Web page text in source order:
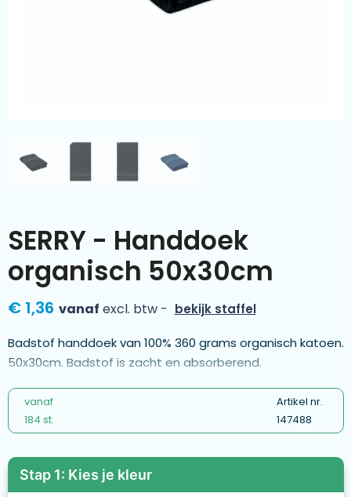
Meer categorieën
SERRY - Handdoek
organisch 50x30cm
€ 1,36 vanaf excl. btw - bekijk staffel
Badstof handdoek van 100% 360 grams organisch katoen.
50x30cm. Badstof is zacht en absorberend.
vanaf
184 st.
Artikel nr.
147488
Stap 1: Kies je kleur